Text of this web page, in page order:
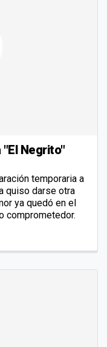
"El Negrito"
temporaria a
quiso darse otra
ya quedó en el
comprometedor.